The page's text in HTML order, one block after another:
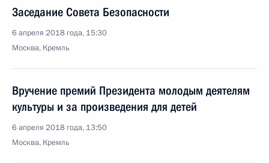
Заседание Совета Безопасности
6 апреля 2018 года, 15:30
Москва, Кремль
Вручение премий Президента молодым деятелям
культуры и за произведения для детей
6 апреля 2018 года, 13:50
Москва, Кремль